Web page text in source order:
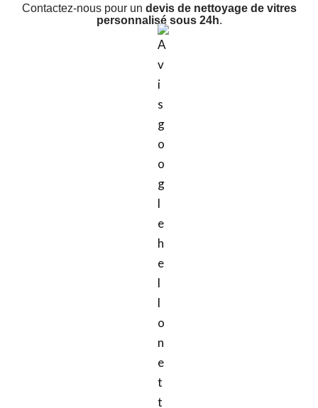
Contactez-nous pour un devis de nettoyage de vitres
personnalisé sous 24h.